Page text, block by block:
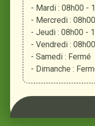
- Mardi : 08h00 -
- Mercredi :
- Jeudi : 08h00 -
- Vendredi :
- Samedi : Fermé
- Dimanche :